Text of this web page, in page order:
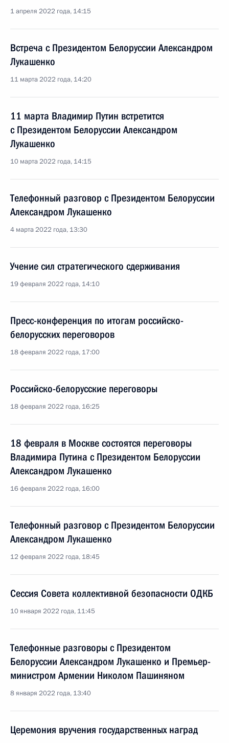
1 апреля 2022 года, 14:15
Встреча с Президентом Белоруссии Александром
Лукашенко
11 марта 2022 года, 14:20
11 марта Владимир Путин встретится
с Президентом Белоруссии Александром
Лукашенко
10 марта 2022 года, 14:15
Телефонный разговор с Президентом Белоруссии
Александром Лукашенко
4 марта 2022 года, 13:30
Учение сил стратегического сдерживания
19 февраля 2022 года, 14:10
Пресс-конференция по итогам российско-
белорусских переговоров
18 февраля 2022 года, 17:00
Российско-белорусские переговоры
18 февраля 2022 года, 16:25
18 февраля в Москве состоятся переговоры
Владимира Путина с Президентом Белоруссии
Александром Лукашенко
16 февраля 2022 года, 16:00
Телефонный разговор с Президентом Белоруссии
Александром Лукашенко
12 февраля 2022 года, 18:45
Сессия Совета коллективной безопасности ОДКБ
10 января 2022 года, 11:45
Телефонные разговоры с Президентом
Белоруссии Александром Лукашенко и Премьер-
министром Армении Николом Пашиняном
8 января 2022 года, 13:40
Церемония вручения государственных наград